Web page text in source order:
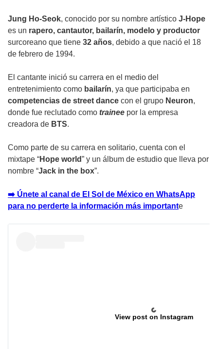
Jung Ho-Seok, conocido por su nombre artístico J-Hope
es un rapero, cantautor, bailarín, modelo y productor
surcoreano que tiene 32 años, debido a que nació el 18
de febrero de 1994.
El cantante inició su carrera en el medio del
entretenimiento como bailarín, ya que participaba en
competencias de street dance con el grupo Neuron,
donde fue reclutado como trainee por la empresa
creadora de BTS.
Como parte de su carrera en solitario, cuenta con el
mixtape “Hope world” y un álbum de estudio que lleva por
nombre “Jack in the box”.
➡️ Únete al canal de El Sol de México en WhatsApp
para no perderte la información más importante
View post on Instagram